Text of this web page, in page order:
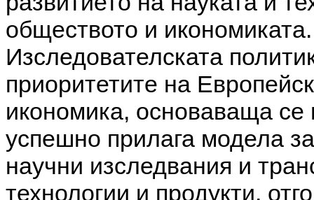
обществото и икономиката.
Изследователската
приоритетите на
икономика, основаващa се
успешно прилага модела
научни изследвания и
технологии и продукти,